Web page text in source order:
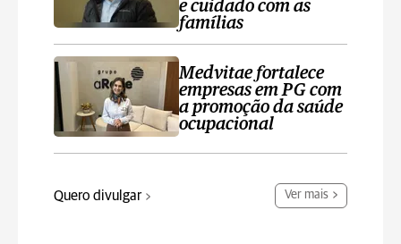
e cuidado com as
famílias
Medvitae fortalece
empresas em PG com
a promoção da saúde
ocupacional
Quero divulgar Ver mais